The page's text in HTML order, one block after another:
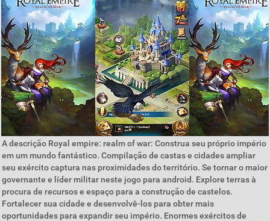
A descrição Royal empire: realm of war: Construa seu próprio império
em um mundo fantástico. Compilação de castas e cidades ampliar
seu exército captura nas proximidades do território. Se tornar o maior
governante e líder militar neste jogo para android. Explore terras à
procura de recursos e espaço para a construção de castelos.
Fortalecer sua cidade e desenvolvê-los para obter mais
oportunidades para expandir seu império. Enormes exércitos de